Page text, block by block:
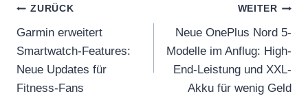
Beitragsnavigation
ZURÜCK
Garmin erweitert
Smartwatch-Features:
Neue Updates für
Fitness-Fans
WEITER
Neue OnePlus Nord 5-
Modelle im Anflug: High-
End-Leistung und XXL-
Akku für wenig Geld